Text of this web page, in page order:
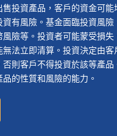
售投資產品，客戶的資金可
資有風險。基金面臨投資風
風險等。投資者可能蒙受損
無法立即清算。投資決定由
否則客戶不得投資於該等產
的性質和風險的能力。